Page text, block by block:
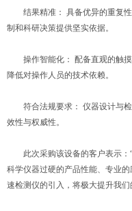
结果精准： 具备优异的重复性
制和科研决策提供坚实依据。
操作智能化： 配备直观的触摸
降低对操作人员的技术依赖。
符合法规要求： 仪器设计与检
效性与权威性。
此次采购该设备的客户表示：“
科学仪器过硬的产品性能、专业
速检测仪的引入，将极大提升我